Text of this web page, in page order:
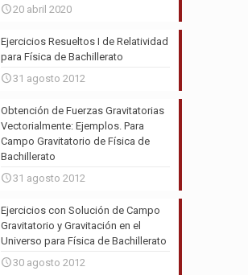
20 abril 2020
Ejercicios Resueltos I de Relatividad
para Física de Bachillerato
31 agosto 2012
Obtención de Fuerzas Gravitatorias
Vectorialmente: Ejemplos. Para
Campo Gravitatorio de Física de
Bachillerato
31 agosto 2012
Ejercicios con Solución de Campo
Gravitatorio y Gravitación en el
Universo para Física de Bachillerato
30 agosto 2012